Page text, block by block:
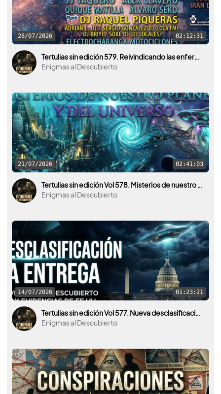
28/07/2026 02:12:31
Tertulias sin edición 579. Reivindicando las enfermedades raras. Con Miguel Ángel Sánchez y el Airadilos Fest.
Enigmas al Descubierto
21/07/2026 02:41:03
Tertulias sin edición Vol 578. Misterios de nuestro planeta y del universo. La Atlántida por medio.
Enigmas al Descubierto
14/07/2026 01:23:21
Tertulias sin edición Vol 577. Nueva desclasificación OVNI por parte de U.S.A. y otros países.
Enigmas al Descubierto